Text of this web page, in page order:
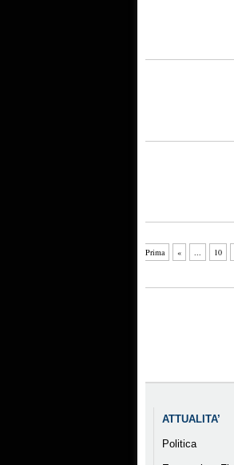
Prima
« ... 10
ATTUALITA’
Politica